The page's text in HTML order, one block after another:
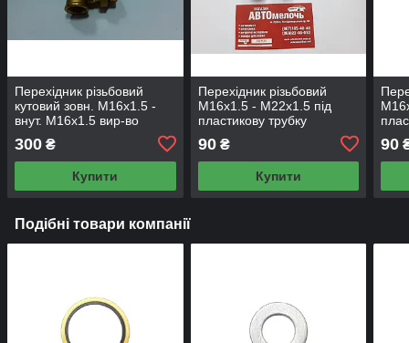
Перехідник різьбовий
кутовий зовн. М16х1.5 -
внут. М16х1.5 вир-во
300 ₴
Купити
Перехідник різьбовий
М16х1.5 - М22х1.5 під
пластикову трубку
90₴
Купити
90
Подібні товари компанії